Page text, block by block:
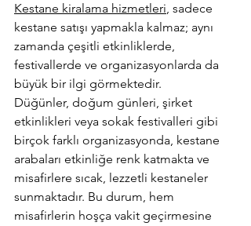
Kestane kiralama hizmetleri, sadece
kestane satışı yapmakla kalmaz; aynı
zamanda çeşitli etkinliklerde,
festivallerde ve organizasyonlarda da
büyük bir ilgi görmektedir.
Düğünler, doğum günleri, şirket
etkinlikleri veya sokak festivalleri gibi
birçok farklı organizasyonda, kestane
arabaları etkinliğe renk katmakta ve
misafirlere sıcak, lezzetli kestaneler
sunmaktadır. Bu durum, hem
misafirlerin hoşça vakit geçirmesine